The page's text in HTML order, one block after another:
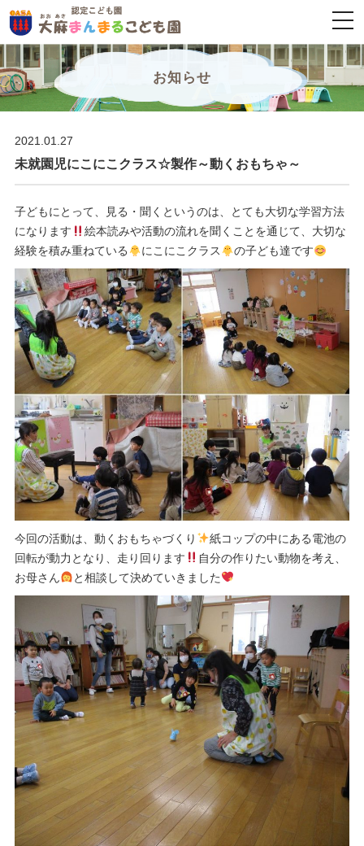
お知らせ
2021.01.27
未就園児にこにこクラス☆製作～動くおもちゃ～
子どもにとって、見る・聞くというのは、とても大切な学習方法
になります
絵本読みや活動の流れを聞くことを通じて、大切な
経験を積み重ねている
にこにこクラス の子ども達です
今回の活動は、動くおもちゃづくり
紙コップの中にある電池の
回転が動力となり、走り回ります
自分の作りたい動物を考え、
お母さん
と相談して決めていきました